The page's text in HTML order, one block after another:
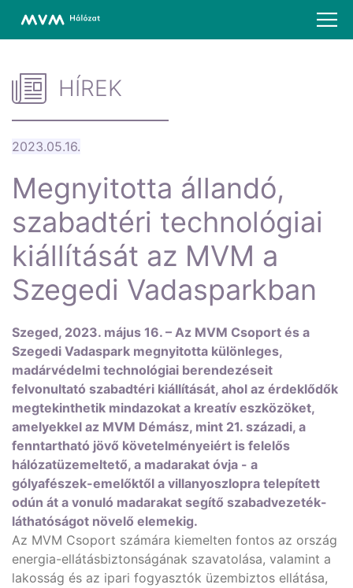
HÍREK
2023.05.16.
Megnyitotta állandó,
szabadtéri technológiai
kiállítását az MVM a
Szegedi Vadasparkban
Szeged, 2023. május 16. – Az MVM Csoport és a
Szegedi Vadaspark megnyitotta különleges,
madárvédelmi technológiai berendezéseit
felvonultató szabadtéri kiállítását, ahol az érdeklődők
megtekinthetik mindazokat a kreatív eszközöket,
amelyekkel az MVM Démász, mint 21. századi, a
fenntartható jövő követelményeiért is felelős
hálózatüzemeltető, a madarakat óvja - a
gólyafészek-emelőktől a villanyoszlopra telepített
odún át a vonuló madarakat segítő szabadvezeték-
láthatóságot növelő elemekig.
Az MVM Csoport számára kiemelten fontos az ország
energia-ellátásbiztonságának szavatolása, valamint a
lakosság és az ipari fogyasztók üzembiztos ellátása,